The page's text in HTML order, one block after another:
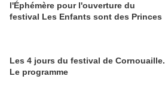
l'Éphémère pour l'ouverture du
festival Les Enfants sont des Princes
Les 4 jours du festival de Cornouaille.
Le programme